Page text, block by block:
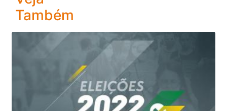
Também